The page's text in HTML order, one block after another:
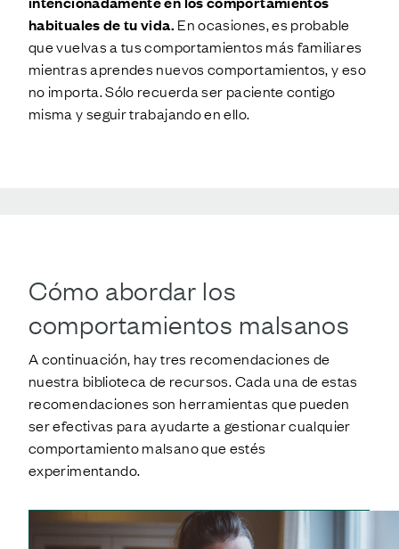
habituales de tu vida. En ocasiones, es probable
que vuelvas a tus comportamientos más familiares
mientras aprendes nuevos comportamientos, y eso
no importa. Sólo recuerda ser paciente contigo
misma y seguir trabajando en ello.
Cómo abordar los
comportamientos malsanos
A continuación, hay tres recomendaciones de
nuestra biblioteca de recursos. Cada una de estas
recomendaciones son herramientas que pueden
ser efectivas para ayudarte a gestionar cualquier
comportamiento malsano que estés
experimentando.